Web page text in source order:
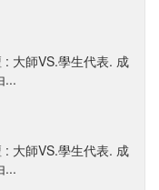
: 大師VS.學生代表. 成
...
: 大師VS.學生代表. 成
...